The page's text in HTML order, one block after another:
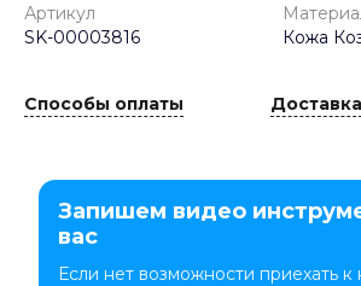
Артикул
SK-00003816
Кожа
Способы оплаты Доставка
Запишем видео
вас
Если нет возможности приехать к